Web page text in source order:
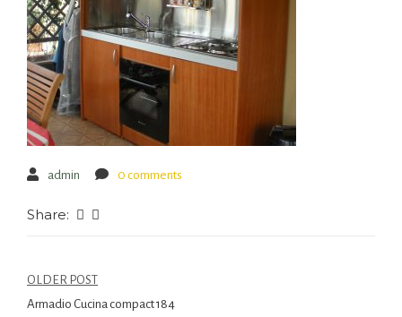
admin 0 comments
Share:
OLDER POST
Armadio Cucina compact 184